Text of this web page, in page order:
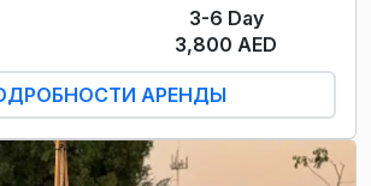
3-6 Day
3,800 AED
АРЕНДЫ